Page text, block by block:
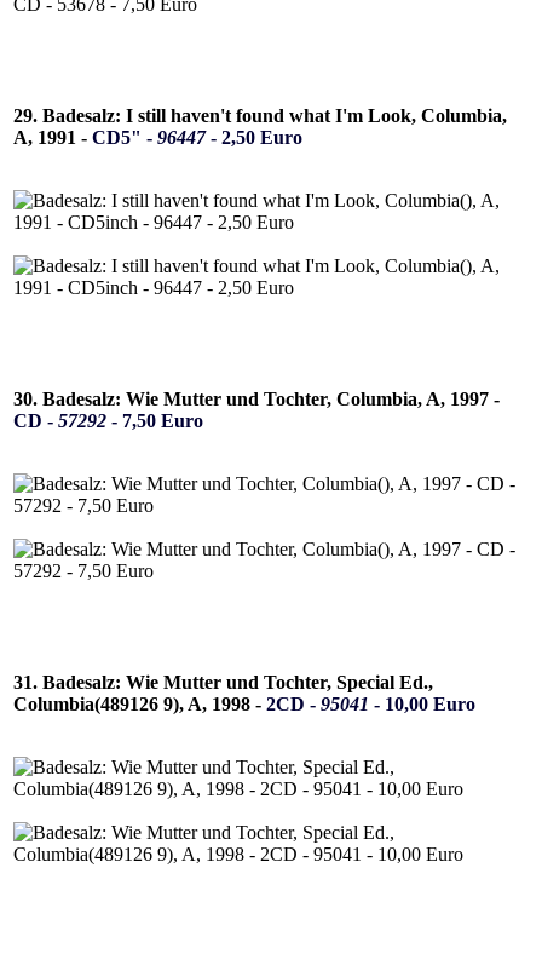
29. Badesalz: I still haven't found what I'm Look, Columbia,
A, 1991 - CD5" - 96447- 2,50 Euro
30. Badesalz: Wie Mutter und Tochter, Columbia, A, 1997 -
CD - 57292 - 7,50 Euro
31. Badesalz: Wie Mutter und Tochter, Special Ed.,
Columbia(489126 9), A, 1998 - 2CD - 95041 - 10,00 Euro